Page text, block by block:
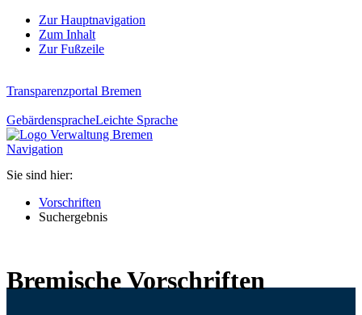
Zur Hauptnavigation
Zum Inhalt
Zur Fußzeile
Transparenzportal Bremen
GebärdenspracheLeichte Sprache
Navigation
Sie sind hier:
Vorschriften
Suchergebnis
Bremische Vorschriften